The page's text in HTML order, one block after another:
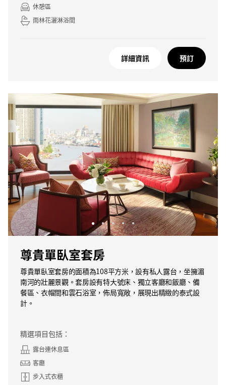
休憩區
雨林花灑淋浴間
詳細資訊 預訂
尊貴單臥室套房
尊貴單臥室套房的面積為108平方米，設有私人露台，坐擁湄
南河的壯麗景觀。套房設有特大號床、獨立客廳和飯廳、備
餐區、衣帽間和雲石浴室，佈局寬敞，展現出精緻的泰式設
計。
精選項目包括：
露台連休息區
客廳
步入式衣櫃